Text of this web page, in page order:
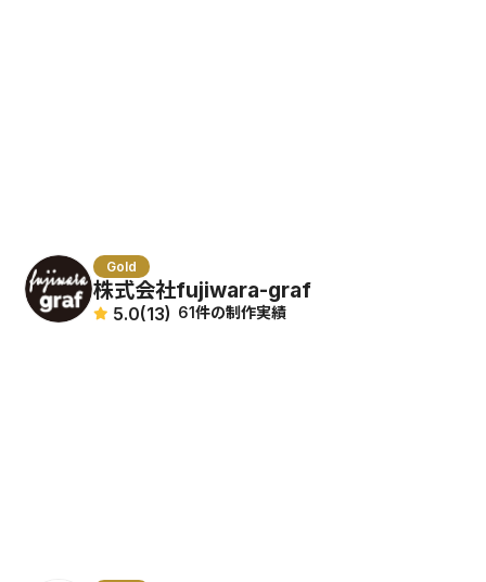
Gold
株式会社fujiwara-graf
5.0(13) 61件の制作実績